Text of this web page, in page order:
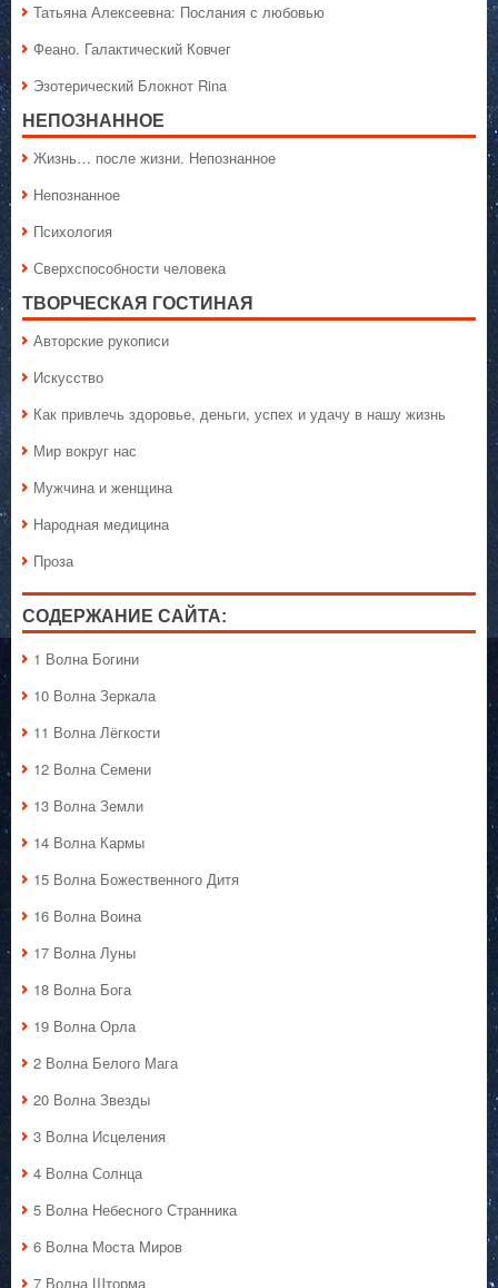
Татьяна Алексеевна: Послания с любовью
Феано. Галактический Ковчег
Эзотерический Блокнот Rina
НЕПОЗНАННОЕ
Жизнь… после жизни. Непознанное
Непознанное
Психология
Сверхспособности человека
ТВОРЧЕСКАЯ ГОСТИНАЯ
Авторские рукописи
Искусство
Как привлечь здоровье, деньги, успех и удачу в нашу жизнь
Мир вокруг нас
Мужчина и женщина
Народная медицина
Проза
СОДЕРЖАНИЕ САЙТА:
1 Волна Богини
10 Волна Зеркала
11 Волна Лёгкости
12 Волна Семени
13 Волна Земли
14 Волна Кармы
15 Волна Божественного Дитя
16 Волна Воина
17 Волна Луны
18 Волна Бога
19 Волна Орла
2 Волна Белого Мага
20 Волна Звезды
3 Волна Исцеления
4 Волна Солнца
5 Волна Небесного Странника
6 Волна Моста Миров
7 Волна Шторма